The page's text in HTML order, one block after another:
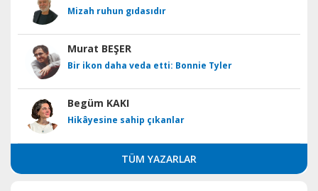
Mizah ruhun gıdasıdır
Murat BEŞER
Bir ikon daha veda etti: Bonnie Tyler
Begüm KAKI
Hikâyesine sahip çıkanlar
TÜM YAZARLAR